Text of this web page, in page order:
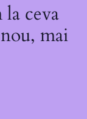
ceva
mai